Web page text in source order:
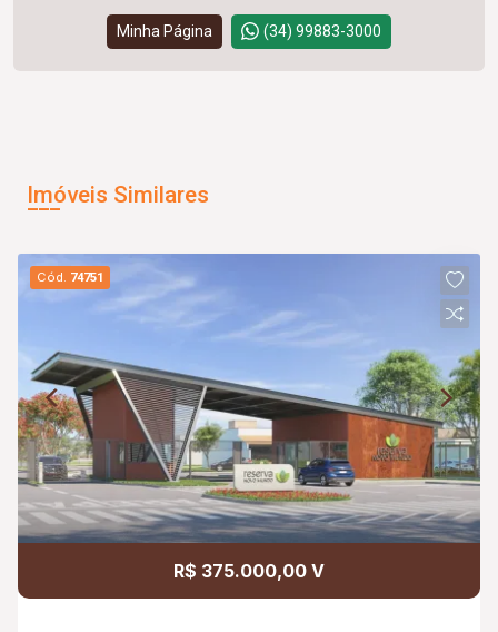
Minha Página (34) 99883-3000
Imóveis Similares
Cód. 74751
R$ 375.000,00 V